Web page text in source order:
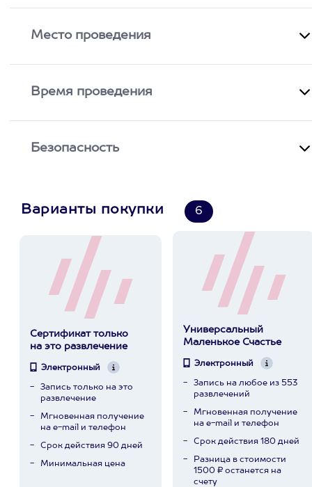
Место проведения
Время проведения
Безопасность
Варианты покупки 6
Сертификат только
на это развлечение
Электронный
Запись только на это
развлечение
Мгновенная получение
на e-mail и телефон
Срок действия 90 дней
Минимальная цена
Универсальный
Маленькое Счастье
Электронный
Запись на любое из 553
развлечений
Мгновенная получение
на e-mail и телефон
Срок действия 180 дней
Разница в стоимости
1500 ₽ останется на
счету